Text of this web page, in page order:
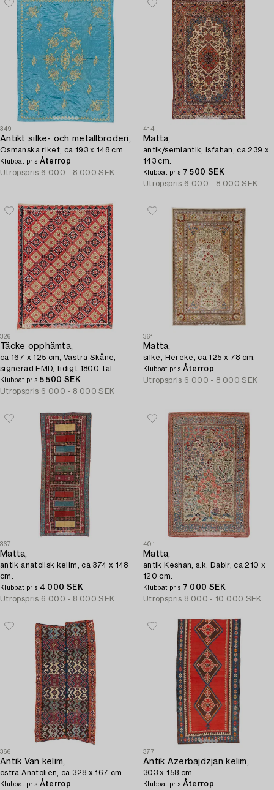
349
Antikt silke- och metallbroderi,
Osmanska riket, ca 193 x 148 cm.
Klubbat pris Återrop
Utropspris 6 000 - 8 000 SEK
414
Matta,
antik/semiantik, Isfahan, ca 239 x
143 cm.
Klubbat pris 7 500 SEK
Utropspris 6 000 - 8 000 SEK
326
Täcke opphämta,
ca 167 x 125 cm, Västra Skåne,
signerad EMD, tidigt 1800-tal.
Klubbat pris 5 500 SEK
Utropspris 6 000 - 8 000 SEK
361
Matta,
silke, Hereke, ca 125 x 78 cm.
Klubbat pris Återrop
Utropspris 6 000 - 8 000 SEK
367
Matta,
antik anatolisk kelim, ca 374 x 148
cm.
Klubbat pris 4 000 SEK
Utropspris 6 000 - 8 000 SEK
401
Matta,
antik Keshan, s.k. Dabir, ca 210 x
120 cm.
Klubbat pris 7 000 SEK
Utropspris 8 000 - 10 000 SEK
366
Antik Van kelim,
östra Anatolien, ca 328 x 167 cm.
Klubbat pris Återrop
377
Antik Azerbajdzjan kelim,
303 x 158 cm.
Klubbat pris Återrop